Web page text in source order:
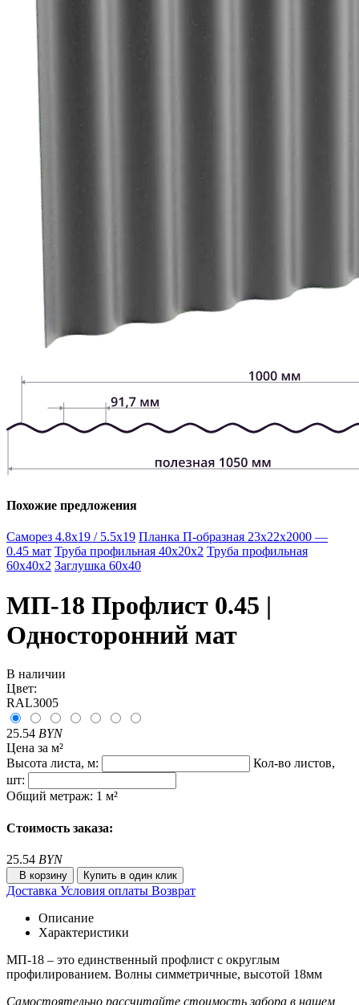
Похожие предложения
Саморез 4.8х19 / 5.5х19 Планка П-образная 23х22х2000 —
0.45 мат Труба профильная 40х20х2 Труба профильная
60х40х2 Заглушка 60х40
МП-18 Профлист 0.45 |
Односторонний мат
В наличии
Цвет:
RAL3005
25.54 BYN
Цена за м²
Высота листа, м:
Кол-во листов,
шт:
Общий метраж: 1 м²
Стоимость заказа:
25.54 BYN
В корзину Купить в один клик
Доставка Условия оплаты Возврат
Описание
Характеристики
МП-18 – это единственный профлист с округлым
профилированием. Волны симметричные, высотой 18мм
Самостоятельно рассчитайте стоимость забора в нашем